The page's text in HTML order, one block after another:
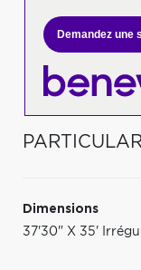
Demandez une
Dimensions
37'30" X 35'